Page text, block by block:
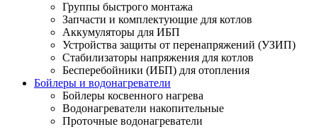
Группы быстрого монтажа
Запчасти и комплектующие для котлов
Аккумуляторы для ИБП
Устройства защиты от перенапряжений (УЗИП)
Стабилизаторы напряжения для котлов
Бесперебойники (ИБП) для отопления
Бойлеры и водонагреватели
Бойлеры косвенного нагрева
Водонагреватели накопительные
Проточные водонагреватели